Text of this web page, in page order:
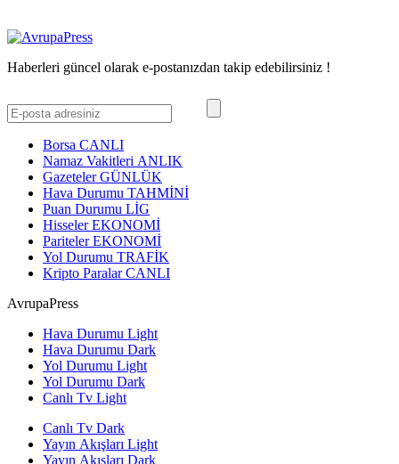
Haberleri güncel olarak e-postanızdan takip edebilirsiniz !
Borsa CANLI
Namaz Vakitleri ANLIK
GazetelerGÜNLÜK
Hava Durumu TAHMİNİ
Puan Durumu LİG
HisselerEKONOMİ
ParitelerEKONOMİ
Yol Durumu TRAFİK
Kripto ParalarCANLI
AvrupaPress
Hava Durumu Light
Hava Durumu Dark
Yol Durumu Light
Yol Durumu Dark
Canlı Tv Light
Canlı Tv Dark
Yayın Akışları Light
Yayın Akışları Dark